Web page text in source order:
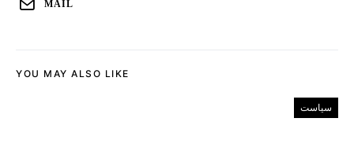
MAIL
YOU MAY ALSO LIKE
سیاست